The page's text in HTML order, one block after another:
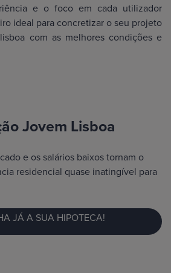
e o foco em cada utilizador
ideal para concretizar o seu projeto
com as melhores condições e
Jovem Lisboa
e os salários baixos tornam o
residencial quase inatingível para
JÁ A SUA HIPOTECA!